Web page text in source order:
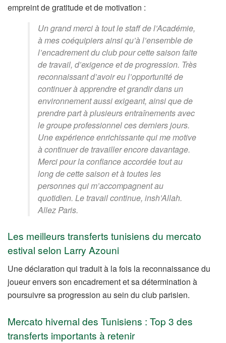
empreint de gratitude et de motivation :
Un grand merci à tout le staff de l’Académie,
à mes coéquipiers ainsi qu’à l’ensemble de
l’encadrement du club pour cette saison faite
de travail, d’exigence et de progression. Très
reconnaissant d’avoir eu l’opportunité de
continuer à apprendre et grandir dans un
environnement aussi exigeant, ainsi que de
prendre part à plusieurs entraînements avec
le groupe professionnel ces derniers jours.
Une expérience enrichissante qui me motive
à continuer de travailler encore davantage.
Merci pour la confiance accordée tout au
long de cette saison et à toutes les
personnes qui m’accompagnent au
quotidien. Le travail continue, insh’Allah.
Allez Paris.
Les meilleurs transferts tunisiens du mercato
estival selon Larry Azouni
Une déclaration qui traduit à la fois la reconnaissance du
joueur envers son encadrement et sa détermination à
poursuivre sa progression au sein du club parisien.
Mercato hivernal des Tunisiens : Top 3 des
transferts importants à retenir